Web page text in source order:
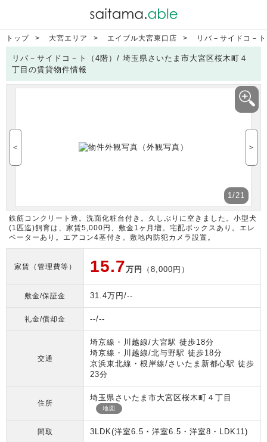
トップ 大宮エリア エイブル大宮東口店 リバ－サイドコ－
リバ－サイドコ－ト（4階）/ 埼玉県さいたま市大宮区桜木町４
丁目の賃貸物件情報
1/21
＜ ＞
鉄筋コンクリート造。洗面化粧台付き。久しぶりに空きました。小型犬
(1匹迄)飼育は、家賃5,000円、敷金1ヶ月増。宅配ボックスあり。エレ
ベーターあり。エアコン4基付き。敷地内防犯カメラ設置。
家賃（管理費等） 15.7万円 （8,000円）
敷金/保証金 31.4万円/--
礼金/償却金 --/--
交通
埼京線・川越線/大宮駅 徒歩18分
埼京線・川越線/北与野駅 徒歩18分
京浜東北線・根岸線/さいたま新都心駅 徒歩
23分
住所
埼玉県さいたま市大宮区桜木町４丁目
地図
間取 3LDK(洋室6.5・洋室6.5・洋室8・LDK11)